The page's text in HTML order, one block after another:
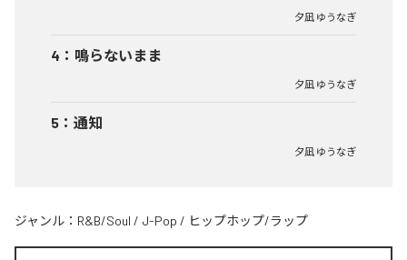
夕凪 ゆうなぎ
4 ： 鳴らないまま
夕凪 ゆうなぎ
5 ： 通知
夕凪 ゆうなぎ
ジャンル： R&B/Soul / J-Pop / ヒップホップ/ラップ